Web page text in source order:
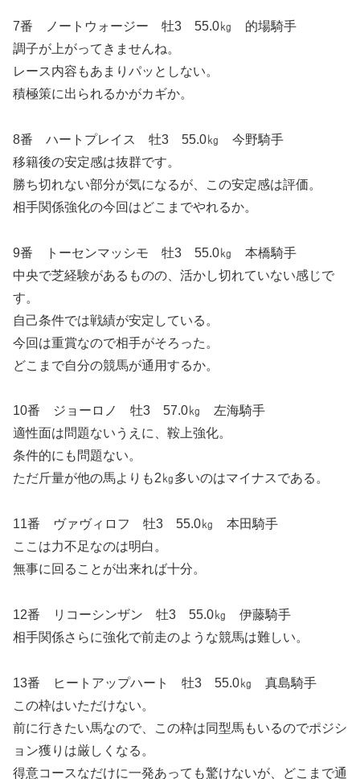
7番 ノートウォージー 牡3 55.0㎏ 的場騎手
調子が上がってきませんね。
レース内容もあまりパッとしない。
積極策に出られるかがカギか。
8番 ハートプレイス 牡3 55.0㎏ 今野騎手
移籍後の安定感は抜群です。
勝ち切れない部分が気になるが、この安定感は評価。
相手関係強化の今回はどこまでやれるか。
9番 トーセンマッシモ 牡3 55.0㎏ 本橋騎手
中央で芝経験があるものの、活かし切れていない感じで
す。
自己条件では戦績が安定している。
今回は重賞なので相手がそろった。
どこまで自分の競馬が通用するか。
10番 ジョーロノ 牡3 57.0㎏ 左海騎手
適性面は問題ないうえに、鞍上強化。
条件的にも問題ない。
ただ斤量が他の馬よりも2㎏多いのはマイナスである。
11番 ヴァヴィロフ 牡3 55.0㎏ 本田騎手
ここは力不足なのは明白。
無事に回ることが出来れば十分。
12番 リコーシンザン 牡3 55.0㎏ 伊藤騎手
相手関係さらに強化で前走のような競馬は難しい。
13番 ヒートアップハート 牡3 55.0㎏ 真島騎手
この枠はいただけない。
前に行きたい馬なので、この枠は同型馬もいるのでポジシ
ョン獲りは厳しくなる。
得意コースなだけに一発あっても驚けないが、どこまで通